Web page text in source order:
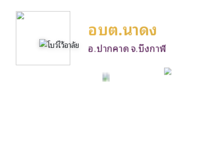
อบต.นาดง
อ.ปากคาด จ.บึงกาฬ